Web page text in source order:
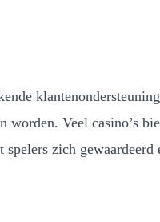
Veel casino’s
zich